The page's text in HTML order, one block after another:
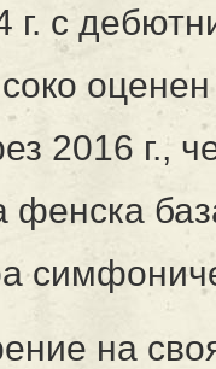
г. с
2016 г.,
на